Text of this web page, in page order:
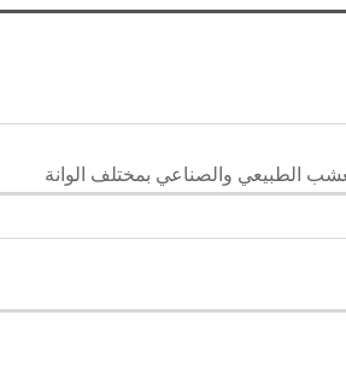
الطبيعي والصناعي بمختلف الوانة